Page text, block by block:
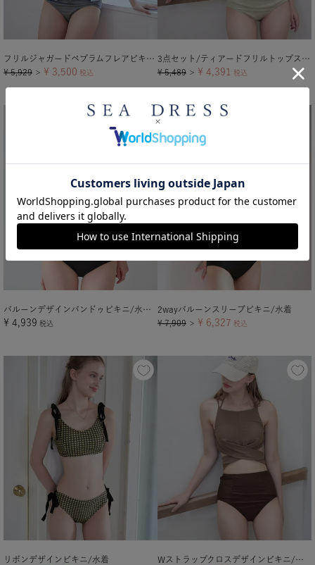
フリルジャガードペプラムフレアビキニ/水着
¥ 5,929 ＞ ¥ 3,500 税込
3点セット/ティアードフリルトップス付ビキニ/水着
¥ 5,489 ＞ ¥ 4,391 税込
バルーンデザインバンドゥビキニ/水着【メール便可／100】
¥ 4,939 税込
2wayバルーンスリーブビキニ/水着
¥ 7,909 ＞ ¥ 6,327 税込
リボンデザインビキニ/水着
Wストラップクロスデザインビキニ/水着